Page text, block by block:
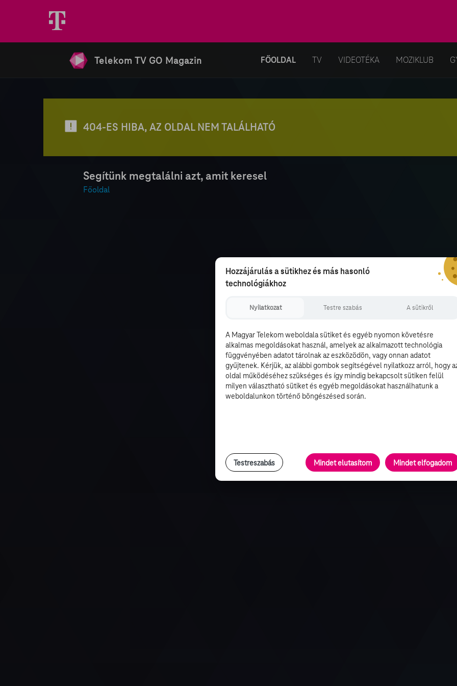
Telekom TV GO Magazin FŐOLDAL TV VIDEOTÉKA MOZIKLUB
404-ES HIBA, AZ OLDAL NEM TALÁLHATÓ
Segítünk megtalálni azt, amit keresel
Főoldal
Hozzájárulás a sütikhez és más hasonló
technológiákhoz
Nyilatkozat Testre szabás A sütikről
A Magyar Telekom weboldala sütiket és egyéb nyomon követésre
alkalmas megoldásokat használ, amelyek az alkalmazott technológia
függvényében adatot tárolnak az eszközödön, vagy onnan adatot
gyűjtenek. Kérjük, az alábbi gombok segítségével nyilatkozz arról, hogy
oldal működéséhez szükséges és így mindig bekapcsolt sütiken felül
milyen választható sütiket és egyéb megoldásokat használhatunk a
weboldalunkon történő böngészésed során.
Testreszabás Mindet elutasítom Mindet elfogadom